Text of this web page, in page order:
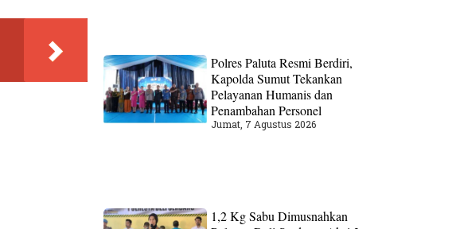
Polres Paluta Resmi Berdiri,
Kapolda Sumut Tekankan
Pelayanan Humanis dan
Penambahan Personel
Jumat, 7 Agustus 2026
1,2 Kg Sabu Dimusnahkan